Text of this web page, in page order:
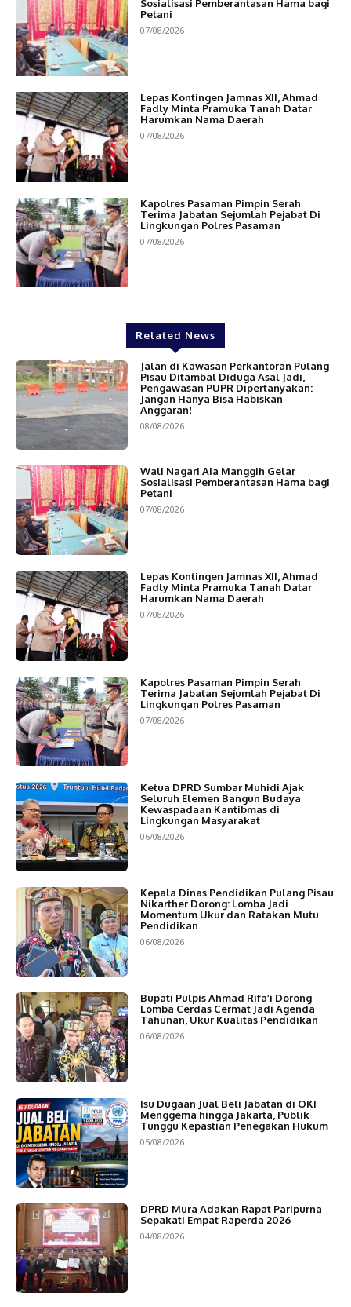
Sosialisasi Pemberantasan Hama bagi
Petani
07/08/2026
Lepas Kontingen Jamnas XII, Ahmad
Fadly Minta Pramuka Tanah Datar
Harumkan Nama Daerah
07/08/2026
Kapolres Pasaman Pimpin Serah
Terima Jabatan Sejumlah Pejabat Di
Lingkungan Polres Pasaman
07/08/2026
Related News
Jalan di Kawasan Perkantoran Pulang
Pisau Ditambal Diduga Asal Jadi,
Pengawasan PUPR Dipertanyakan:
Jangan Hanya Bisa Habiskan
Anggaran!
08/08/2026
Wali Nagari Aia Manggih Gelar
Sosialisasi Pemberantasan Hama bagi
Petani
07/08/2026
Lepas Kontingen Jamnas XII, Ahmad
Fadly Minta Pramuka Tanah Datar
Harumkan Nama Daerah
07/08/2026
Kapolres Pasaman Pimpin Serah
Terima Jabatan Sejumlah Pejabat Di
Lingkungan Polres Pasaman
07/08/2026
Ketua DPRD Sumbar Muhidi Ajak
Seluruh Elemen Bangun Budaya
Kewaspadaan Kantibmas di
Lingkungan Masyarakat
06/08/2026
Kepala Dinas Pendidikan Pulang Pisau
Nikarther Dorong: Lomba Jadi
Momentum Ukur dan Ratakan Mutu
Pendidikan
06/08/2026
Bupati Pulpis Ahmad Rifa’i Dorong
Lomba Cerdas Cermat Jadi Agenda
Tahunan, Ukur Kualitas Pendidikan
06/08/2026
Isu Dugaan Jual Beli Jabatan di OKI
Menggema hingga Jakarta, Publik
Tunggu Kepastian Penegakan Hukum
05/08/2026
DPRD Mura Adakan Rapat Paripurna
Sepakati Empat Raperda 2026
04/08/2026